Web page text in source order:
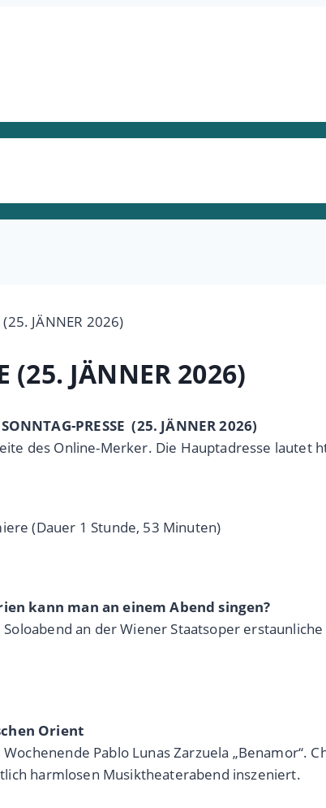
(25. JÄNNER 2026)
(25. JÄNNER 2026)
PRESSE (25. JÄNNER 2026)
des Online-Merker. Die Hauptadresse lautet
(Dauer 1 Stunde, 53 Minuten)
kann man an einem Abend singen?
an der Wiener Staatsoper
Orient
Pablo Lunas Zarzuela „Benamor“.
harmlosen Musiktheaterabend inszeniert.